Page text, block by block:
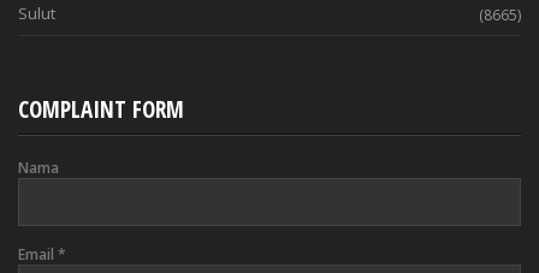
Sulut (8665)
COMPLAINT FORM
Nama
Email *